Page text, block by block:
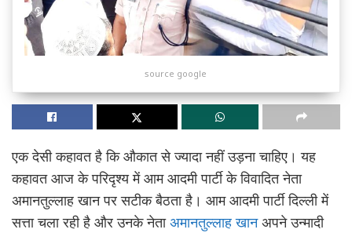
source google
एक देसी कहावत है कि औकात से ज्यादा नहीं उड़ना चाहिए। यह
कहावत आज के परिदृश्य में आम आदमी पार्टी के विवादित नेता
अमानतुल्लाह खान पर सटीक बैठता है। आम आदमी पार्टी दिल्ली में
सत्ता चला रही है और उनके नेताअमानतुल्लाह खानअपने उन्मादी